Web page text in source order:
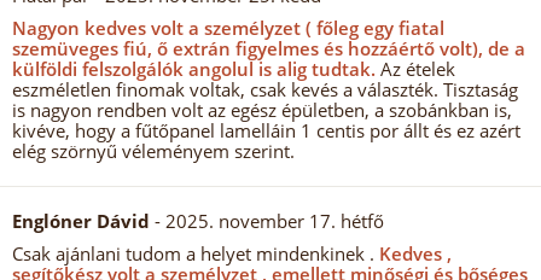
Nagyon kedves volt a személyzet ( főleg egy fiatal
szemüveges fiú, ő extrán figyelmes és hozzáértő volt), de a
külföldi felszolgálók angolul is alig tudtak. Az ételek
eszméletlen finomak voltak, csak kevés a választék. Tisztaság
is nagyon rendben volt az egész épületben, a szobánkban is,
kivéve, hogy a fűtőpanel lamelláin 1 centis por állt és ez azért
elég szörnyű véleményem szerint.
Englóner Dávid - 2025. november 17. hétfő
Csak ajánlani tudom a helyet mindenkinek . Kedves ,
segítőkész volt a személyzet , emellett minőségi és bőséges